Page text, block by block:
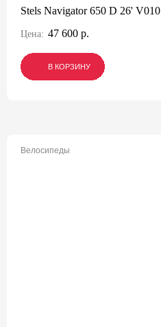
Stels Navigator 650 D 26' V010
Цена: 47 600 р.
В КОРЗИНУ
В КОРЗИНУ
В КОРЗИНУ
Велосипеды